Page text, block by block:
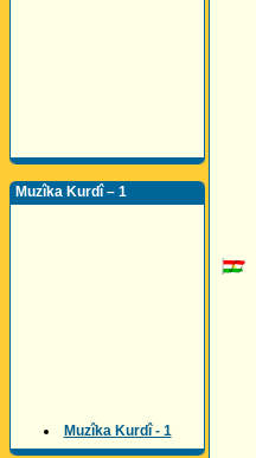
Muzîka Kurdî – 1
Muzîka Kurdî - 1